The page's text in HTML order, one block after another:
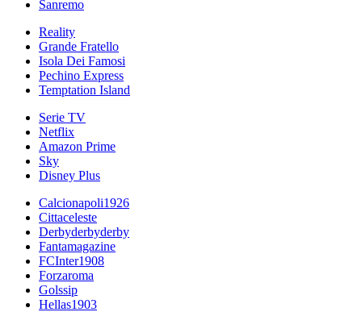
Sanremo
Reality
Grande Fratello
Isola Dei Famosi
Pechino Express
Temptation Island
Serie TV
Netflix
Amazon Prime
Sky
Disney Plus
Calcionapoli1926
Cittaceleste
Derbyderbyderby
Fantamagazine
FCInter1908
Forzaroma
Golssip
Hellas1903